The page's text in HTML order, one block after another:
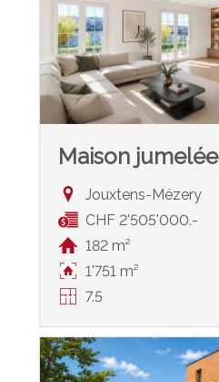
Maison jumelée
Jouxtens-Mézery
CHF 2'505'000.-
182 m²
1'751 m²
7.5